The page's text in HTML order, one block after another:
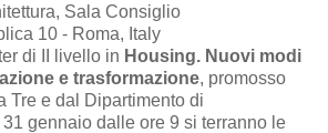
Sala Consiglio
10 - Roma, Italy
di II livello in Housing. Nuovi modi
e trasformazione, promosso
Tre e dal Dipartimento di
gennaio dalle ore 9 si terranno le